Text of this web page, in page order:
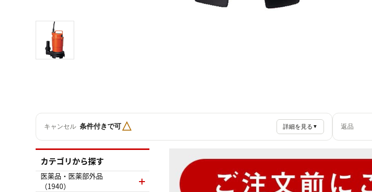
キャンセル 条件付きで可△ 詳細を見る ▼ 返品
カテゴリから探す
医薬品・医薬部外品
（1940）